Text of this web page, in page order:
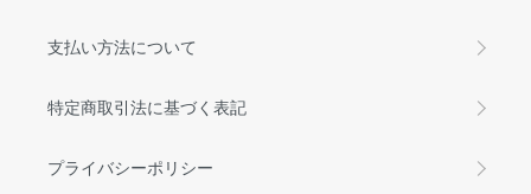
支払い方法について
特定商取引法に基づく表記
プライバシーポリシー